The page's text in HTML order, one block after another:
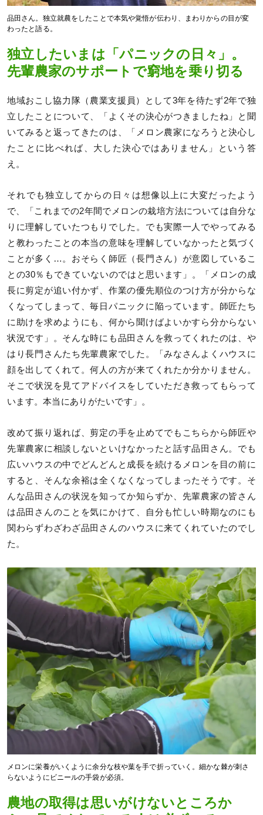
品田さん。独立就農をしたことで本気や覚悟が伝わり、まわりからの目が変
わったと語る。
独立したいまは「パニックの日々」。
先輩農家のサポートで窮地を乗り切る
地域おこし協力隊（農業支援員）として3年を待たず2年で独
立したことについて、「よくその決心がつきましたね」と聞
いてみると返ってきたのは、「メロン農家になろうと決心し
たことに比べれば、大した決心ではありません」という答
え。
それでも独立してからの日々は想像以上に大変だったよう
で、「これまでの2年間でメロンの栽培方法については自分な
りに理解していたつもりでした。でも実際一人でやってみる
と教わったことの本当の意味を理解していなかったと気づく
ことが多く…。おそらく師匠（長門さん）が意図しているこ
との30％もできていないのではと思います」。「メロンの成
長に剪定が追い付かず、作業の優先順位のつけ方が分からな
くなってしまって、毎日パニックに陥っています。師匠たち
に助けを求めようにも、何から聞けばよいかすら分からない
状況です」。そんな時にも品田さんを救ってくれたのは、や
はり長門さんたち先輩農家でした。「みなさんよくハウスに
顔を出してくれて。何人の方が来てくれたか分かりません。
そこで状況を見てアドバイスをしていただき救ってもらって
います。本当にありがたいです」。
改めて振り返れば、剪定の手を止めてでもこちらから師匠や
先輩農家に相談しないといけなかったと話す品田さん。でも
広いハウスの中でどんどんと成長を続けるメロンを目の前に
すると、そんな余裕は全くなくなってしまったそうです。そ
んな品田さんの状況を知ってか知らずか、先輩農家の皆さん
は品田さんのことを気にかけて、自分も忙しい時期なのにも
関わらずわざわざ品田さんのハウスに来てくれていたのでし
た。
メロンに栄養がいくように余分な枝や葉を手で折っていく。細かな棘が刺さ
らないようにビニールの手袋が必須。
農地の取得は思いがけないところか